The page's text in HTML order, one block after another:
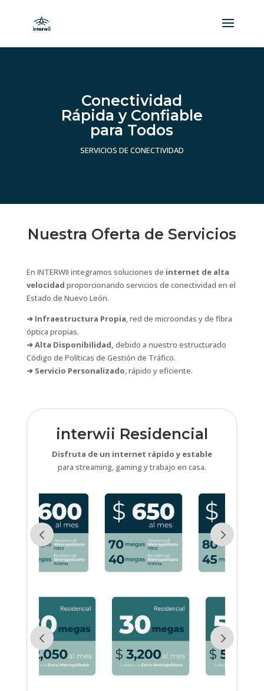
Conectividad
Rápida y Confiable
para Todos
SERVICIOS DE CONECTIVIDAD
Nuestra Oferta de Servicios
En INTERWII integramos soluciones de internet de alta
velocidad proporcionando servicios de conectividad en el
Estado de Nuevo León.
➜ Infraestructura Propia, red de microondas y de fibra
óptica propias.
➜ Alta Disponibilidad, debido a nuestro estructurado
Código de Políticas de Gestión de Tráfico.
➜ Servicio Personalizado, rápido y eficiente.
interwii Residencial
Disfruta de un internet rápido y estable
para streaming, gaming y trabajo en casa.